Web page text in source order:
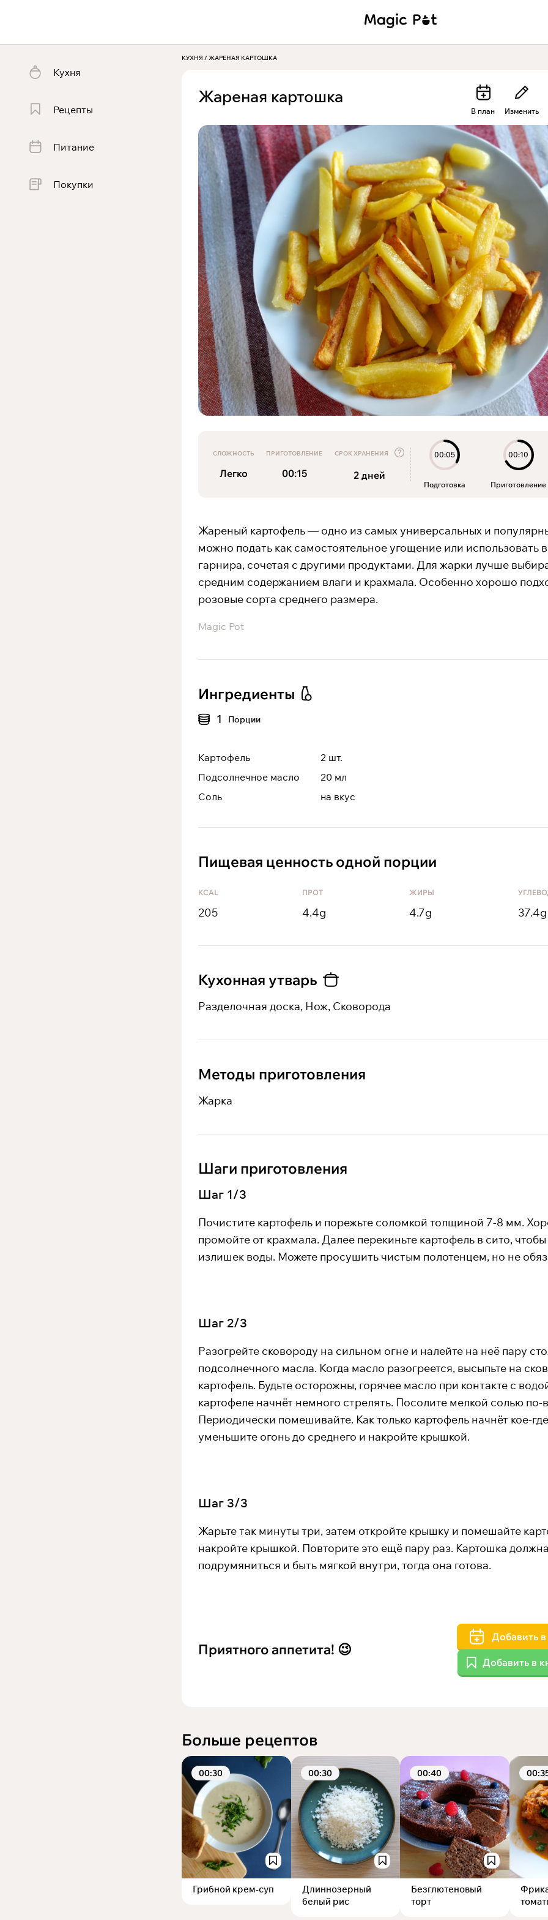
Кухня
Рецепты
Питание
Покупки
КУХНЯ / ЖАРЕНАЯ КАРТОШКА
Жареная картошка
В план Изменить
СЛОЖНОСТЬ
Легко
ПРИГОТОВЛЕНИЕ
00:15
СРОК ХРАНЕНИЯ
2 дней
00:05
Подготовка
00:10
Приготовление
Жареный картофель — одно из самых универсальных и
можно подать как самостоятельное угощение или использовать
гарнира, сочетая с другими продуктами. Для жарки лучше
средним содержанием влаги и крахмала. Особенно хорошо
розовые сорта среднего размера.
Magic Pot
Ингредиенты
1 Порции
Картофель 2 шт.
Подсолнечное масло
20 мл
Соль
на вкус
Пищевая ценность одной порции
KCAL
205
ПРОТ
4.4g
ЖИРЫ
4.7g 37.4g
Кухонная утварь
Разделочная доска, Нож, Сковорода
Методы приготовления
Жарка
Шаги приготовления
Шаг 1/3
Почистите картофель и порежьте соломкой толщиной 7-8 мм.
промойте от крахмала. Далее перекиньте картофель в сито,
излишек воды. Можете просушить чистым полотенцем, но не
Шаг 2/3
Разогрейте сковороду на сильном огне и налейте на неё пару
подсолнечного масла. Когда масло разогреется, высыпьте на
картофель. Будьте осторожны, горячее масло при контакте с
картофеле начнёт немного стрелять. Посолите мелкой солью по-
Периодически помешивайте. Как только картофель начнёт кое-
уменьшите огонь до среднего и накройте крышкой.
Шаг 3/3
Жарьте так минуты три, затем откройте крышку и помешайте
накройте крышкой. Повторите это ещё пару раз. Картошка
подрумяниться и быть мягкой внутри, тогда она готова.
Приятного аппетита! 😉
Добавить
Добавить в
Больше рецептов
00:30
Грибной крем-суп
00:30
Длиннозерный
белый рис
00:40
Безглютеновый
торт